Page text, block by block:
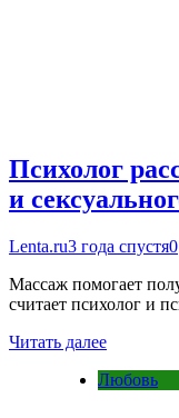
Психолог
и
Lenta.ru3 года спустя0
Массаж помогает
считает психолог и
Читать далее
Любовь